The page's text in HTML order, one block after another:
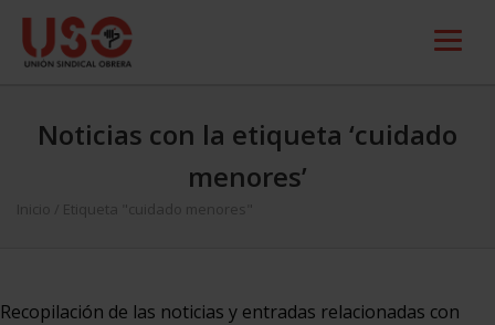
Noticias con la etiqueta ‘cuidado
menores’
Inicio Etiqueta "cuidado menores"
Recopilación de las noticias y entradas relacionadas con